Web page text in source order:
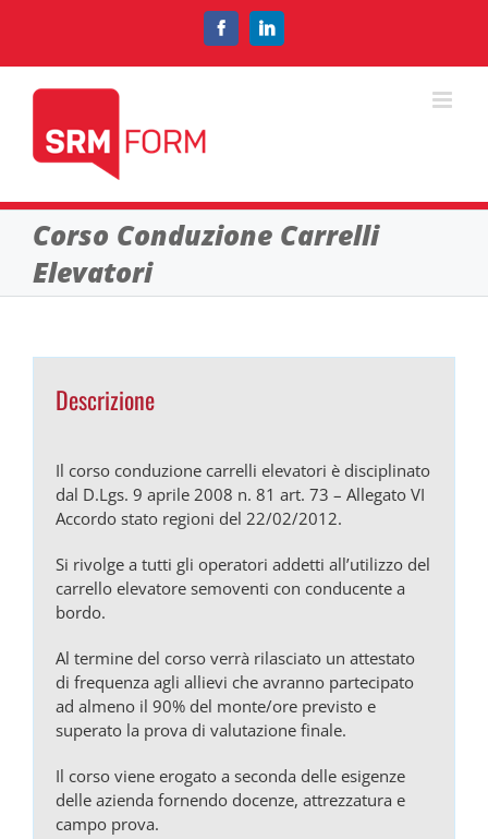
FacebookLinkedIn
Corso Conduzione Carrelli
Elevatori
Descrizione
Il corso conduzione carrelli elevatori è disciplinato
dal D.Lgs. 9 aprile 2008 n. 81 art. 73 – Allegato VI
Accordo stato regioni del 22/02/2012.
Si rivolge a tutti gli operatori addetti all’utilizzo del
carrello elevatore semoventi con conducente a
bordo.
Al termine del corso verrà rilasciato un attestato
di frequenza agli allievi che avranno partecipato
ad almeno il 90% del monte/ore previsto e
superato la prova di valutazione finale.
Il corso viene erogato a seconda delle esigenze
delle azienda fornendo docenze, attrezzatura e
campo prova.